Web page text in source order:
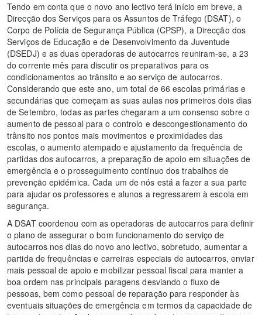
Tendo em conta que o novo ano lectivo terá início em breve, a
Direcção dos Serviços para os Assuntos de Tráfego (DSAT), o
Corpo de Polícia de Segurança Pública (CPSP), a Direcção dos
Serviços de Educação e de Desenvolvimento da Juventude
(DSEDJ) e as duas operadoras de autocarros reuniram-se, a 23
do corrente mês para discutir os preparativos para os
condicionamentos ao trânsito e ao serviço de autocarros.
Considerando que este ano, um total de 66 escolas primárias e
secundárias que começam as suas aulas nos primeiros dois dias
de Setembro, todas as partes chegaram a um consenso sobre o
aumento de pessoal para o controlo e descongestionamento do
trânsito nos pontos mais movimentos e proximidades das
escolas, o aumento atempado e ajustamento da frequência de
partidas dos autocarros, a preparação de apoio em situações de
emergência e o prosseguimento contínuo dos trabalhos de
prevenção epidémica. Cada um de nós está a fazer a sua parte
para ajudar os professores e alunos a regressarem à escola em
segurança.
A DSAT coordenou com as operadoras de autocarros para definir
o plano de assegurar o bom funcionamento do serviço de
autocarros nos dias do novo ano lectivo, sobretudo, aumentar a
partida de frequências e carreiras especiais de autocarros, enviar
mais pessoal de apoio e mobilizar pessoal fiscal para manter a
boa ordem nas principais paragens desviando o fluxo de
pessoas, bem como pessoal de reparação para responder às
eventuais situações de emergência em termos da capacidade de